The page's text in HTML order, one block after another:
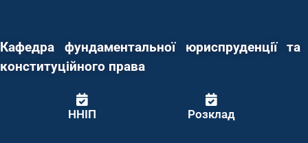
Кафедра фундаментальної юриспруденції та
конституційного права
ННІП Розклад